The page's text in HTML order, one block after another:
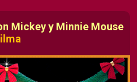
Mickey y Minnie Mouse